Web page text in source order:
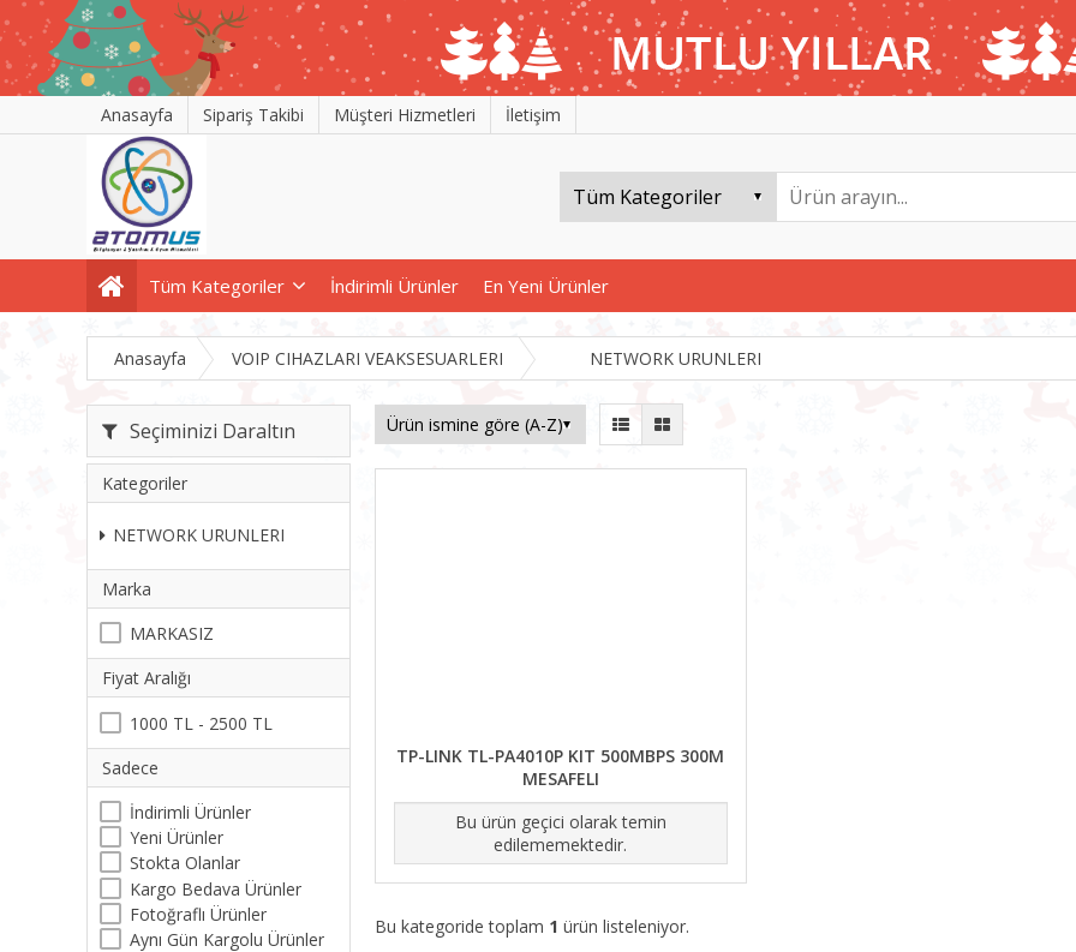
Anasayfa Sipariş Takibi Müşteri Hizmetleri İletişim
Tüm Kategoriler İndirimli Ürünler En Yeni Ürünler
Anasayfa VOIP CIHAZLARI VEAKSESUARLERI NETWORK URUNLERI
Seçiminizi Daraltın
Kategoriler
NETWORK URUNLERI
Marka
MARKASIZ
Fiyat Aralığı
1000 TL - 2500 TL
Sadece
İndirimli Ürünler
Yeni Ürünler
Stokta Olanlar
Kargo Bedava Ürünler
Fotoğraflı Ürünler
Aynı Gün Kargolu Ürünler
TP-LINK TL-PA4010P KIT 500MBPS 300M
MESAFELI
Bu ürün geçici olarak temin
edilememektedir.
Bu kategoride toplam 1 ürün listeleniyor.